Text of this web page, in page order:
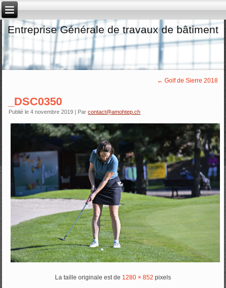
Entreprise Générale de travaux de bâtiment
← Golf de Sierre 2018
_DSC0350
Publié le 4 novembre 2019 | Par contact@amohtep.ch
La taille originale est de 1280 × 852 pixels